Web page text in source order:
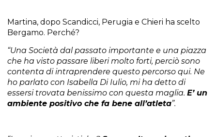
Martina, dopo Scandicci, Perugia e Chieri ha scelto
Bergamo. Perché?
“Una Società dal passato importante e una piazza
che ha visto passare liberi molto forti, perciò sono
contenta di intraprendere questo percorso qui. Ne
ho parlato con Isabella Di Iulio, mi ha detto di
essersi trovata benissimo con questa maglia. E’ un
ambiente positivo che fa bene all’atleta”.